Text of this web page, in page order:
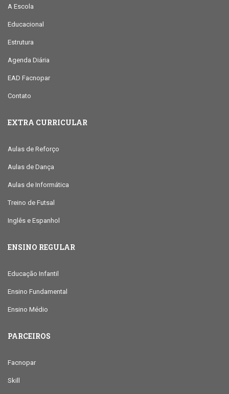
A Escola
Educacional
Estrutura
Agenda Diária
EAD Facnopar
Contato
EXTRA CURRICULAR
Aulas de Reforço
Aulas de Dança
Aulas de Informática
Treino de Futsal
Inglês e Espanhol
ENSINO REGULAR
Educação Infantil
Ensino Fundamental
Ensino Médio
PARCEIROS
Facnopar
Skill